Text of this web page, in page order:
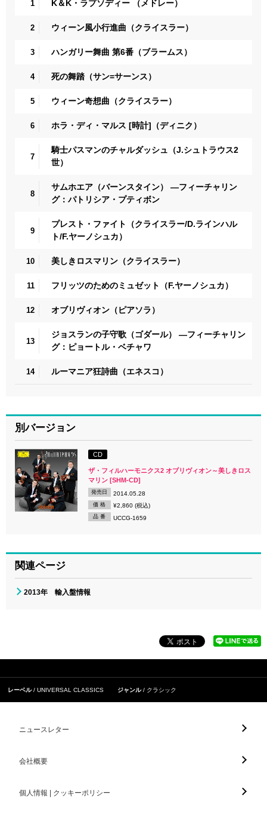
1 K＆K・ラプソディー （メドレー）
2 ウィーン風小行進曲（クライスラー）
3 ハンガリー舞曲 第6番（ブラームス）
4 死の舞踏（サン=サーンス）
5 ウィーン奇想曲（クライスラー）
6 ホラ・ディ・マルス [時計]（ディニク）
7
騎士パスマンのチャルダッシュ（J.シュトラウス2
世）
8
サムホエア（バーンスタイン） ―フィーチャリン
グ：パトリシア・プティボン
9
プレスト・ファイト（クライスラー/D.ラインハル
ト/F.ヤーノシュカ）
10 美しきロスマリン（クライスラー）
11 フリッツのためのミュゼット（F.ヤーノシュカ）
12 オブリヴィオン（ピアソラ）
13
ジョスランの子守歌（ゴダール） ―フィーチャリン
グ：ピョートル・ベチャワ
14 ルーマニア狂詩曲（エネスコ）
別バージョン
CD
ザ・フィルハーモニクス2 オブリヴィオン～美しきロス
マリン [SHM-CD]
発売日 2014.05.28
価 格 ¥2,860 (税込)
品 番 UCCG-1659
関連ページ
2013年 輸入盤情報
レーベル UNIVERSAL CLASSICS ジャンル クラシック
ニュースレター
会社概要
個人情報 | クッキーポリシー